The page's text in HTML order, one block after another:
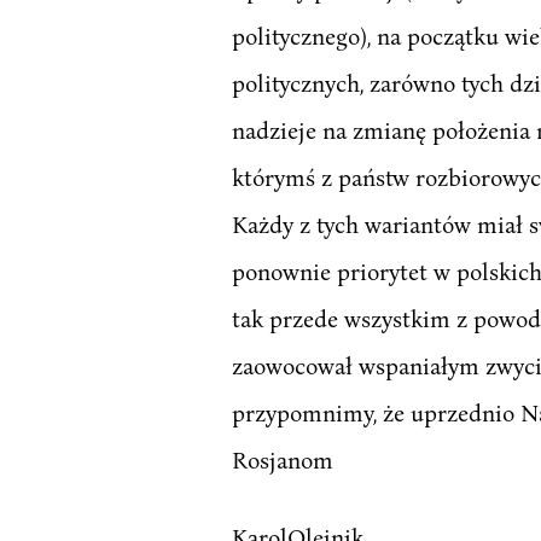
politycznego), na początku
politycznych, zarówno tych
nadzieje na zmianę
którymś z państw
Każdy z tych wariantów miał
ponownie priorytet w polskich
tak przede wszystkim z
zaowocował wspaniałym
przypomnimy, że uprzednio
Rosjanom